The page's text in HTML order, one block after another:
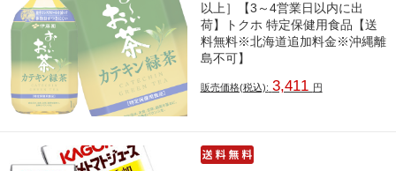
以上］【3～4営業日以内に出
荷】トクホ 特定保健用食品【送
料無料※北海道追加料金※沖縄離
島不可】
販売価格(税込): 3,411 円